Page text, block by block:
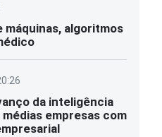
algoritmos
da inteligência
empresas com